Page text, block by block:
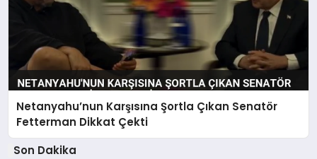
Netanyahu’nun Karşısına Şortla Çıkan Senatör
Fetterman Dikkat Çekti
Son Dakika